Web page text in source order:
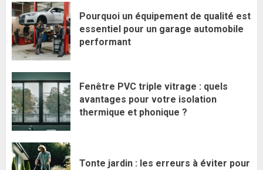
Pourquoi un équipement de qualité est
essentiel pour un garage automobile
performant
Fenêtre PVC triple vitrage : quels
avantages pour votre isolation
thermique et phonique ?
Tonte jardin : les erreurs à éviter pour